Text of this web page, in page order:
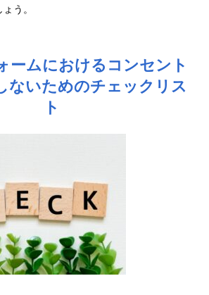
う。
ームにおけるコンセント
ないためのチェックリス
ト